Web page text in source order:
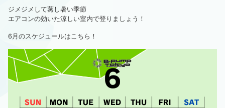
ジメジメして蒸し暑い季節
エアコンの効いた涼しい室内で登りましょう！
6月のスケジュールはこちら！